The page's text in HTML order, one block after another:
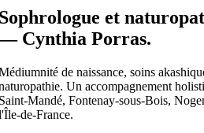
et
Cynthia Porras.
de naissance, soins
Un accompagnement
Mandé, Fontenay-sous-Bois,
de-France.